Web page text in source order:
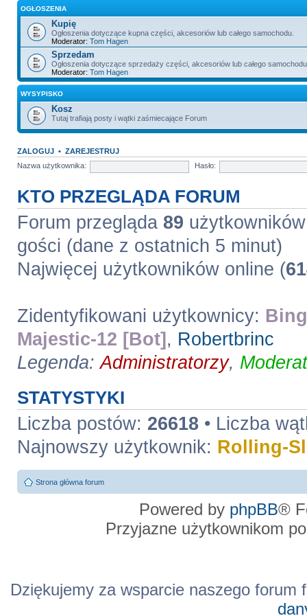
OGŁOSZENIA
Kupię
Ogłoszenia dotyczące kupna części, akcesoriów lub całego samochodu.
Moderator: Tom Hagen
Sprzedam
Ogłoszenia dotyczące sprzedaży części, akcesoriów lub całego
Moderator: Tom Hagen
WYSYPISKO
Kosz
Tutaj trafiają posty i wątki zaśmiecające Forum
ZALOGUJ• ZAREJESTRUJ
Nazwa użytkownika:
Hasło:
KTO PRZEGLĄDA FORUM
Forum przegląda 89
gości (dane z ostatnich 5 minut)
Najwięcej użytkowników online (
Zidentyfikowani użytkownicy:
Majestic-12 [Bot] , Robertbrinc
Legenda:Administratorzy,
STATYSTYKI
Liczba postów: 26618• Liczba
Najnowszy użytkownik: Rolling-
Strona główna forum
Powered by phpBB®
Przyjazne użytkownikom
Dziękujemy za wsparcie naszego